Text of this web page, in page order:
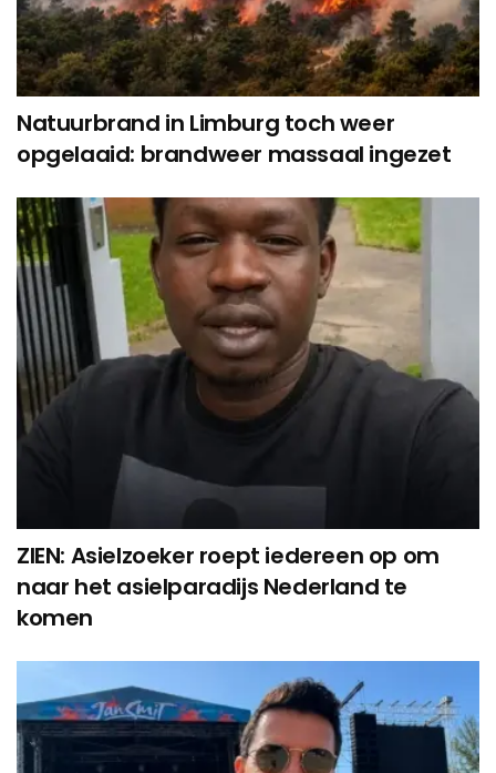
Natuurbrand in Limburg toch weer
opgelaaid: brandweer massaal ingezet
ZIEN: Asielzoeker roept iedereen op om
naar het asielparadijs Nederland te
komen